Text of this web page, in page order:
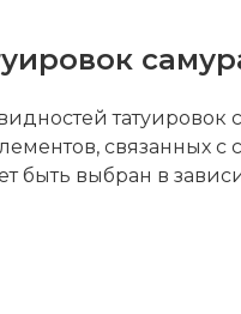
связанных
быть выбран в